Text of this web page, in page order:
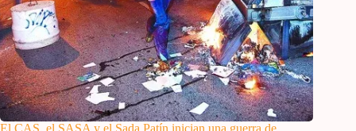
El CAS, el SASA y el Sada Patín inician una guerra de